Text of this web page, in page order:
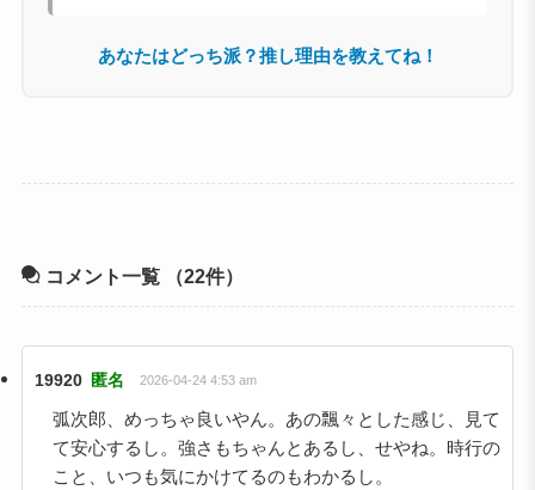
あなたはどっち派？推し理由を教えてね！
コメント一覧 （22件）
19920 匿名 2026-04-24 4:53 am
弧次郎、めっちゃ良いやん。あの飄々とした感じ、見て
て安心するし。強さもちゃんとあるし、せやね。時行の
こと、いつも気にかけてるのもわかるし。